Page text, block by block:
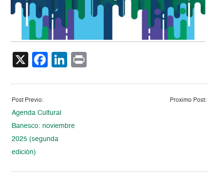
X Facebook
LinkedIn
Post Previo:
Agenda Cultural
Banesco: noviembre
2025 (segunda
edición)
Proximo Post: